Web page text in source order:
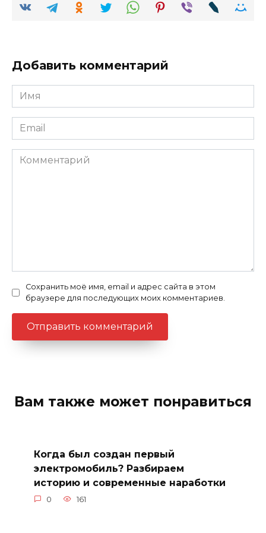
Добавить комментарий
Имя
Email
Комментарий
Сохранить моё имя, email и адрес сайта в этом
браузере для последующих моих комментариев.
Вам также может понравиться
Когда был создан первый
электромобиль? Разбираем
историю и современные наработки
0 161